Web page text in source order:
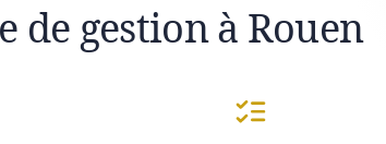
de gestion à Rouen